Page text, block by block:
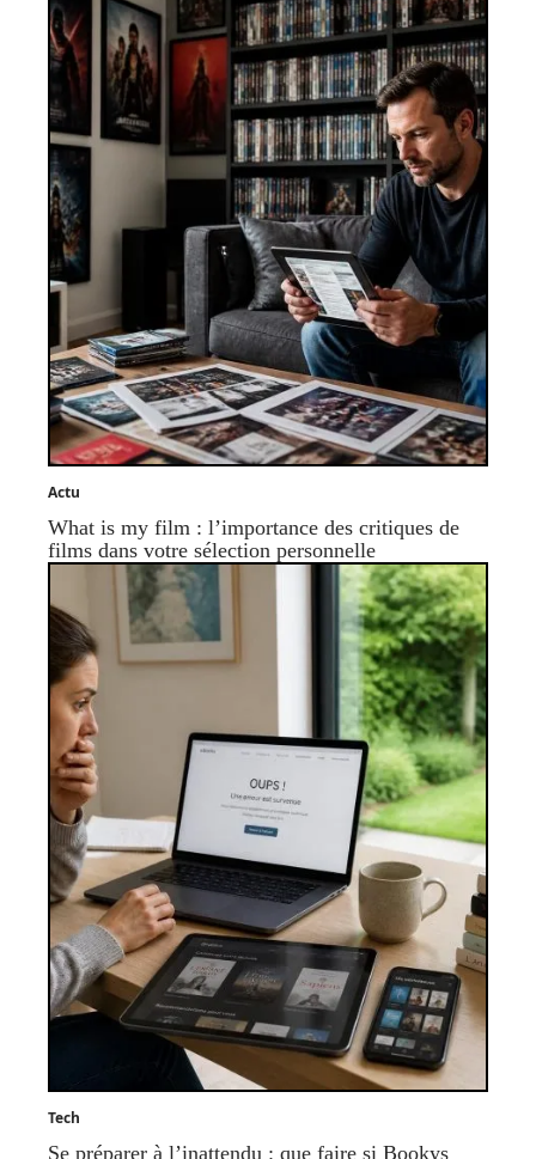
Actu
What is my film : l’importance des critiques de
films dans votre sélection personnelle
Tech
Se préparer à l’inattendu : que faire si Bookys